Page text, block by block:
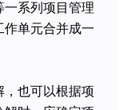
一系列项目管理
作单元合并成一
也可以根据项